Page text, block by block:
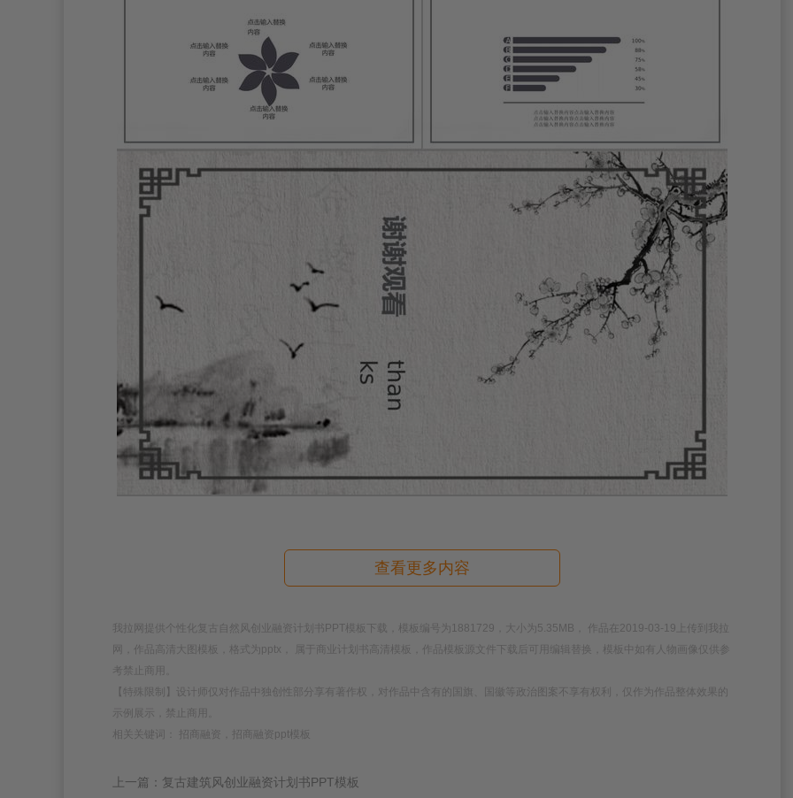
查看更多内容
我拉网提供个性化复古自然风创业融资计划书PPT模板下载，模板编号为1881729，大小为5.35MB， 作品在2019-03-19上传到我拉
网，作品高清大图模板，格式为pptx， 属于商业计划书高清模板，作品模板源文件下载后可用编辑替换，模板中如有人物画像仅供参
考禁止商用。
【特殊限制】设计师仅对作品中独创性部分享有著作权，对作品中含有的国旗、国徽等政治图案不享有权利，仅作为作品整体效果的
示例展示，禁止商用。
相关关键词： 招商融资，招商融资ppt模板
上一篇：复古建筑风创业融资计划书PPT模板